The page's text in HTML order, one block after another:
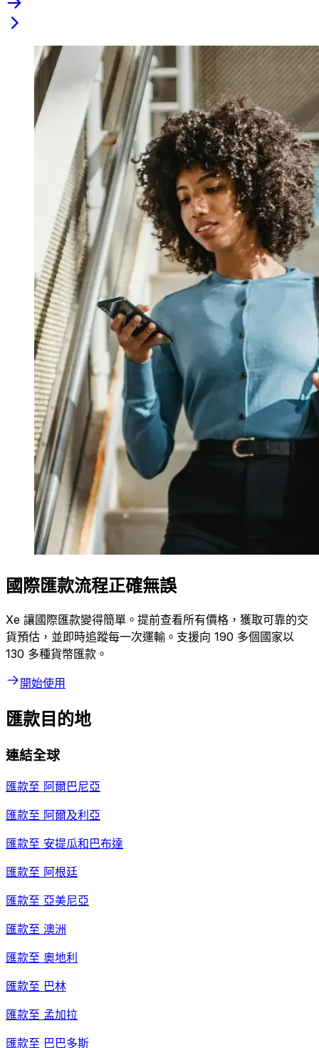
國際匯款流程正確無誤
Xe 讓國際匯款變得簡單。提前查看所有價格，獲取可靠的交
貨預估，並即時追蹤每一次運輸。支援向 190 多個國家以
130 多種貨幣匯款。
開始使用
匯款目的地
連結全球
匯款至 阿爾巴尼亞
匯款至 阿爾及利亞
匯款至 安提瓜和巴布達
匯款至 阿根廷
匯款至 亞美尼亞
匯款至 澳洲
匯款至 奧地利
匯款至 巴林
匯款至 孟加拉
匯款至 巴巴多斯